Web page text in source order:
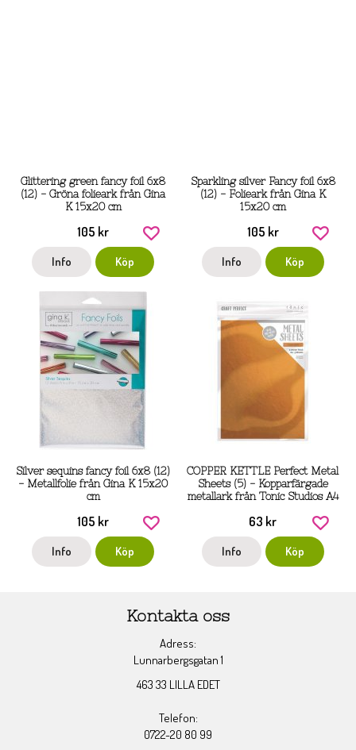
Glittering green fancy foil 6x8
(12) - Gröna folieark från Gina
K 15x20 cm
105 kr
Info Köp
Sparkling silver Fancy foil 6x8
(12) - Folieark från Gina K
15x20 cm
105 kr
Info Köp
Silver sequins fancy foil 6x8 (12)
- Metallfolie från Gina K 15x20
cm
105 kr
Info Köp
COPPER KETTLE Perfect Metal
Sheets (5) - Kopparfärgade
metallark från Tonic Studios A4
63 kr
Info Köp
Kontakta oss
Adress:
Lunnarbergsgatan 1
463 33 LILLA EDET
Telefon:
0722-20 80 99